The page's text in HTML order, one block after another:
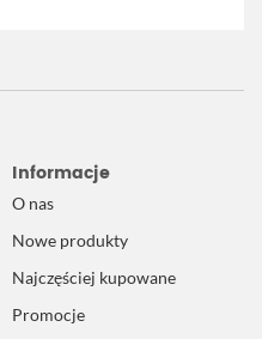
Informacje
O nas
Nowe produkty
Najczęściej kupowane
Promocje